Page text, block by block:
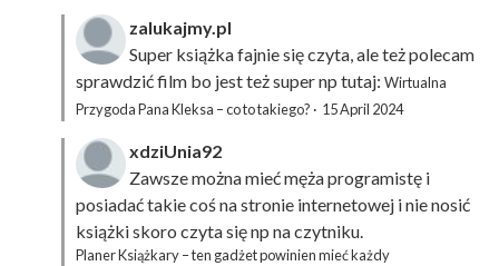
zalukajmy.pl
Super książka fajnie się czyta, ale też polecam
sprawdzić film bo jest też super np tutaj: Wirtualna
Przygoda Pana Kleksa – co to takiego? · 15 April 2024
xdziUnia92
Zawsze można mieć męża programistę i
posiadać takie coś na stronie internetowej i nie nosić
książki skoro czyta się np na czytniku.
Planer Książkary – ten gadżet powinien mieć każdy